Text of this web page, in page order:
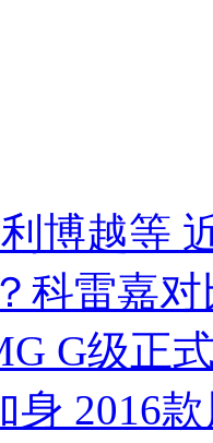
博越等
科雷嘉
G级正
身 2016